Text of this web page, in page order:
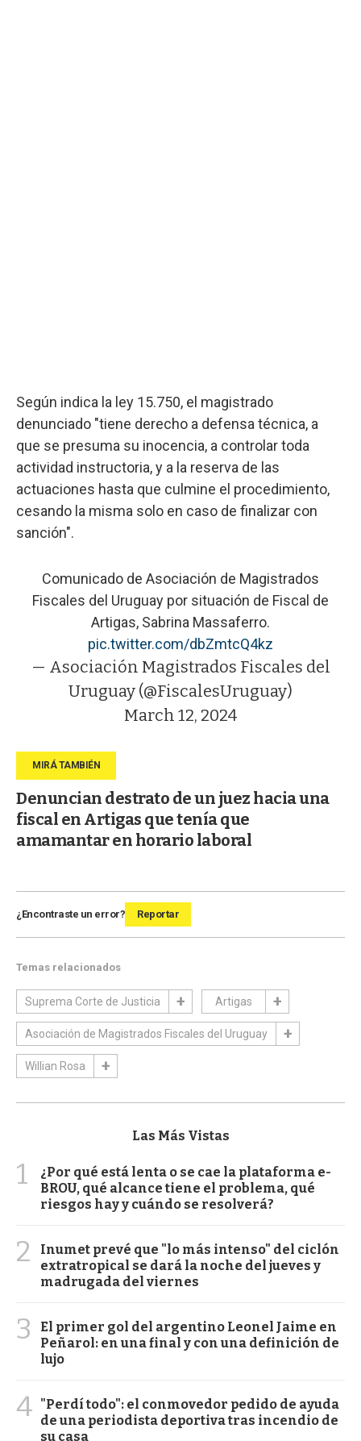
Según indica la ley 15.750, el magistrado
denunciado "tiene derecho a defensa técnica, a
que se presuma su inocencia, a controlar toda
actividad instructoria, y a la reserva de las
actuaciones hasta que culmine el procedimiento,
cesando la misma solo en caso de finalizar con
sanción".
Comunicado de Asociación de Magistrados
Fiscales del Uruguay por situación de Fiscal de
Artigas, Sabrina Massaferro.
pic.twitter.com/dbZmtcQ4kz
— Asociación Magistrados Fiscales del
Uruguay (@FiscalesUruguay)
March 12, 2024
Denuncian destrato de un juez hacia una
fiscal en Artigas que tenía que
amamantar en horario laboral
¿Encontraste un error? Reportar
Temas relacionados
Suprema Corte de Justicia Artigas
Asociación de Magistrados Fiscales del Uruguay
Willian Rosa
Las Más Vistas
1
¿Por qué está lenta o se cae la plataforma e-
BROU, qué alcance tiene el problema, qué
riesgos hay y cuándo se resolverá?
2
Inumet prevé que "lo más intenso" del ciclón
extratropical se dará la noche del jueves y
madrugada del viernes
3
El primer gol del argentino Leonel Jaime en
Peñarol: en una final y con una definición de
lujo
4 "Perdí todo": el conmovedor pedido de ayuda
de una periodista deportiva tras incendio de
su casa